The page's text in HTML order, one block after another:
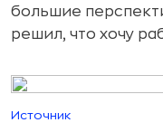
большие
решил, что хочу
Источник